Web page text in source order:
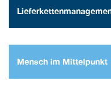
Mensch im Mittelpunkt